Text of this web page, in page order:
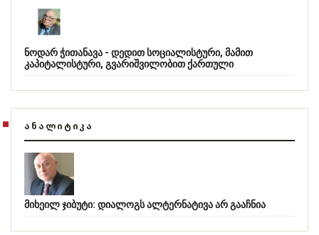
ნოდარ ჭითანავა - დედით სოციალისტური, მამით
კაპიტალისტური, გვარიშვილობით ქართული
ᲐᲜᲐᲚᲘᲢᲘᲙᲐ
მიხეილ ჯიბუტი: დიალოგს ალტერნატივა არ გააჩნია